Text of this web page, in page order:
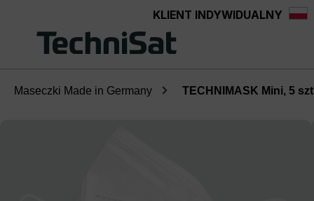
Przejdź do głównej zawartościKLIENT INDYWIDUALNY
Maseczki Made in Germany TECHNIMASK Mini, 5